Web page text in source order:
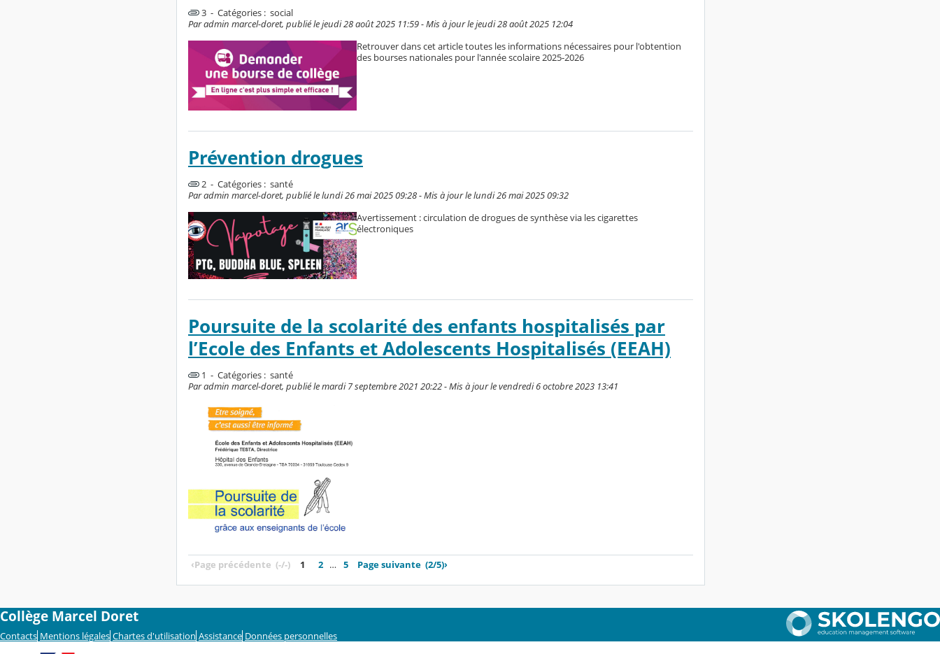
3 - Catégories : social
Par admin marcel-doret, publié le jeudi 28 août 2025 11:59 - Mis à jour le jeudi 28 août 2025 12:04
Retrouver dans cet article toutes les informations nécessaires pour l'obtention
des bourses nationales pour l'année scolaire 2025-2026
Prévention drogues
2 - Catégories : santé
Par admin marcel-doret, publié le lundi 26 mai 2025 09:28 - Mis à jour le lundi 26 mai 2025 09:32
Avertissement : circulation de drogues de synthèse via les cigarettes
électroniques
Poursuite de la scolarité des enfants hospitalisés par
l’Ecole des Enfants et Adolescents Hospitalisés (EEAH)
1 - Catégories : santé
Par admin marcel-doret, publié le mardi 7 septembre 2021 20:22 - Mis à jour le vendredi 6 octobre 2023 13:41
‹Page précédente (-/-) 1 2 … 5 Page suivante (2/5)›
Collège Marcel Doret
Contacts Mentions légales Chartes d'utilisation Assistance Données personnelles